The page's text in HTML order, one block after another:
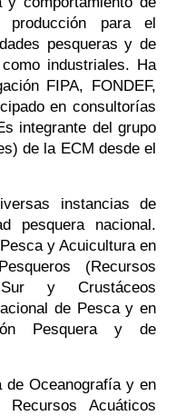
para el
pesqueras y de
industriales. Ha
FIPA, FONDEF,
en consultorías
integrante del grupo
de la ECM desde el
instancias de
pesquera nacional.
y Acuicultura en
(Recursos
Sur y Crustáceos
de Pesca y en
Pesquera y de
de Oceanografía y en
Acuáticos